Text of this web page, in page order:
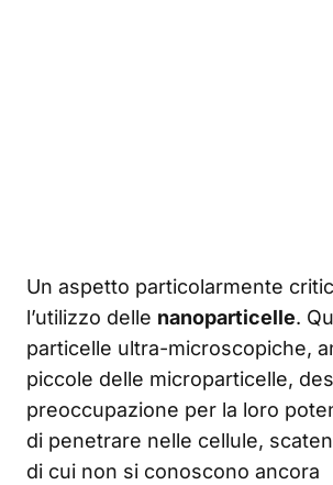
Un aspetto particolarmente
l’utilizzo delle nanoparticelle.
particelle ultra-microscopiche,
piccole delle microparticelle,
preoccupazione per la loro
di penetrare nelle cellule,
di cui non si conoscono ancora